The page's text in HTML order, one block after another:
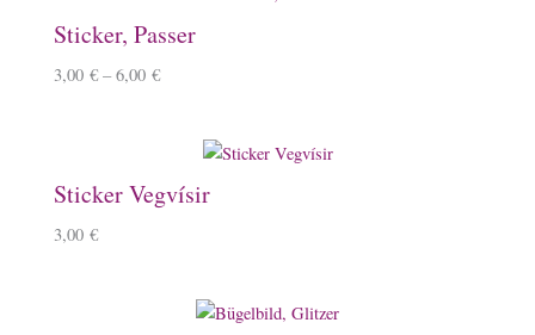
Sticker, Passer
3,00 € –6,00 €
Sticker Vegvísir
3,00 €